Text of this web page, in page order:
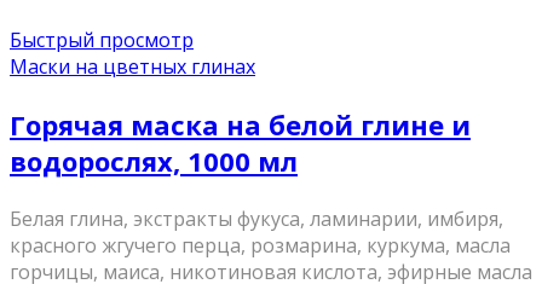
Быстрый просмотр
Маски на цветных глинах
Горячая маска на белой глине и
водорослях, 1000 мл
Белая глина, экстракты фукуса, ламинарии, имбиря,
красного жгучего перца, розмарина, куркума, масла
горчицы, маиса, никотиновая кислота, эфирные масла